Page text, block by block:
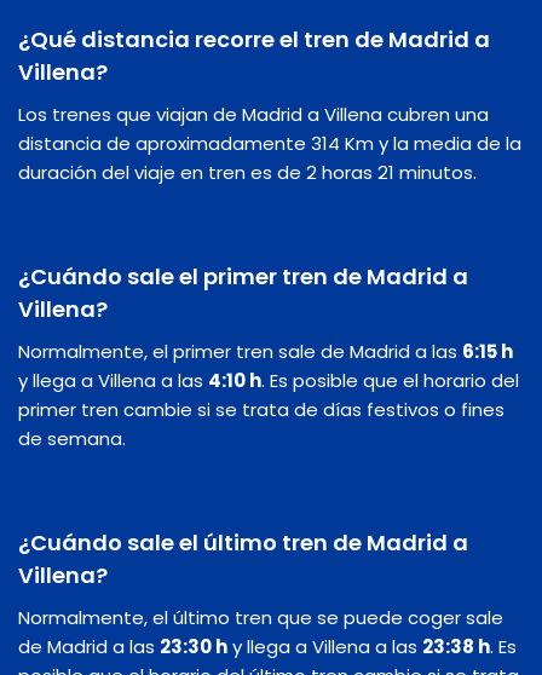
¿Qué distancia recorre el tren de Madrid a
Villena?
Los trenes que viajan de Madrid a Villena cubren una
distancia de aproximadamente 314 Km y la media de la
duración del viaje en tren es de 2 horas 21 minutos.
¿Cuándo sale el primer tren de Madrid a
Villena?
Normalmente, el primer tren sale de Madrid a las 6:15 h
y llega a Villena a las 4:10 h. Es posible que el horario del
primer tren cambie si se trata de días festivos o fines
de semana.
¿Cuándo sale el último tren de Madrid a
Villena?
Normalmente, el último tren que se puede coger sale
de Madrid a las 23:30 hy llega a Villena a las 23:38 h. Es